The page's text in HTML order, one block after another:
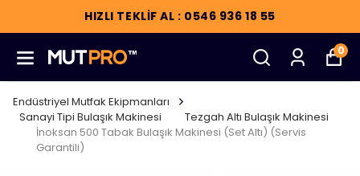
HIZLI TEKLİF AL : 0546 936 18 55
0
Endüstriyel Mutfak Ekipmanları
Sanayi Tipi Bulaşık Makinesi
Tezgah Altı Bulaşık Makinesi
İnoksan 500 Tabak Bulaşık Makinesi (Set Altı) (Servis
Garantili)